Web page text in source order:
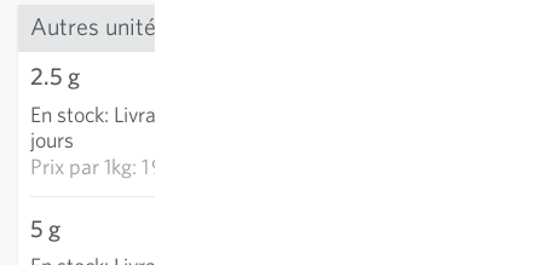
Autres unités
2.5 g
En stock: Livraison 3-5
jours
Prix par1kg: 1 990,20 €
5 g